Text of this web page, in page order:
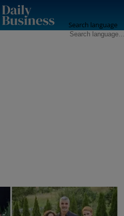
Search language